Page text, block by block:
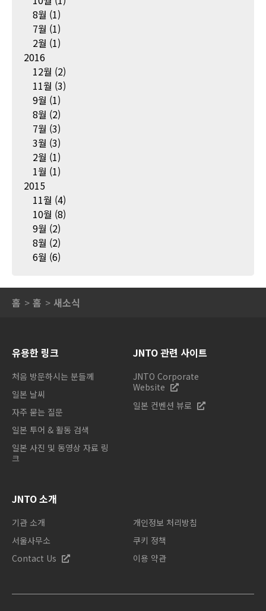
8월 (1)
7월 (1)
2월 (1)
2016
12월 (2)
11월 (3)
9월 (1)
8월 (2)
7월 (3)
3월 (3)
2월 (1)
1월 (1)
2015
11월 (4)
10월 (8)
9월 (2)
8월 (2)
6월 (6)
홈 홈 새소식
유용한 링크
처음 방문하시는 분들께
일본 날씨
자주 묻는 질문
일본 투어 & 활동 검색
일본 사진 및 동영상 자료 링
크
JNTO 관련 사이트
JNTO Corporate
Website
일본 컨벤션 뷰로
JNTO 소개
기관 소개
서울사무소
Contact Us
개인정보 처리방침
쿠키 정책
이용 약관